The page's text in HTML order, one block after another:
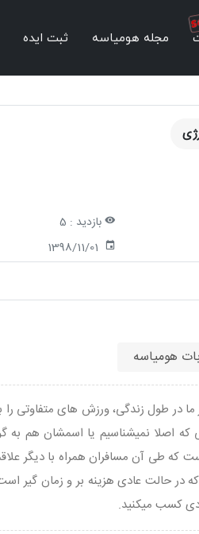
مجله هومیاسه ثبت ایده
بازدید : 5
1398/11/01
هومیاسه
در طول زندگی، ورزش های متفاوتی را
که اصلا نمیشناسیم یا اسمشان هم
که طی آن مسافران همراه با دیگر
در حالت عادی هزینه بر و زمان گیر
کسب میکنید.